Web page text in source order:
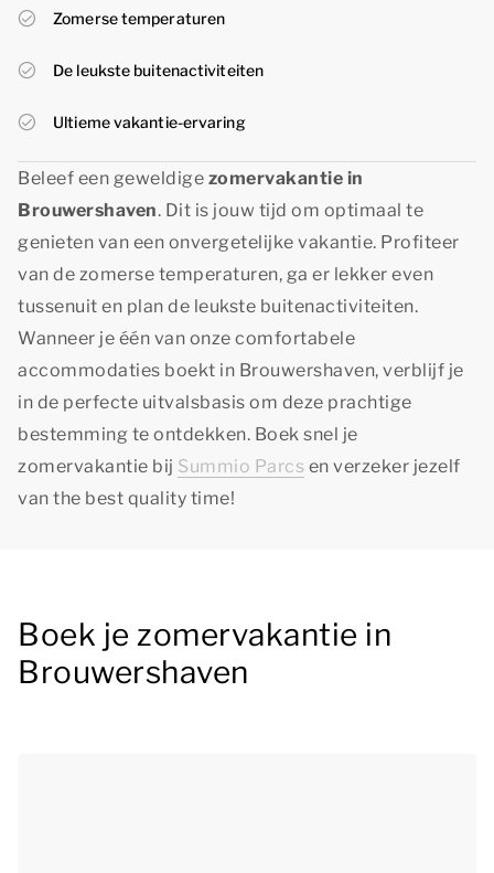
Zomerse temperaturen
De leukste buitenactiviteiten
Ultieme vakantie-ervaring
Beleef een geweldige zomervakantie in
Brouwershaven. Dit is jouw tijd om optimaal te
genieten van een onvergetelijke vakantie. Profiteer
van de zomerse temperaturen, ga er lekker even
tussenuit en plan de leukste buitenactiviteiten.
Wanneer je één van onze comfortabele
accommodaties boekt in Brouwershaven, verblijf je
in de perfecte uitvalsbasis om deze prachtige
bestemming te ontdekken. Boek snel je
zomervakantie bij Summio Parcs en verzeker jezelf
van the best quality time!
Boek je zomervakantie in
Brouwershaven